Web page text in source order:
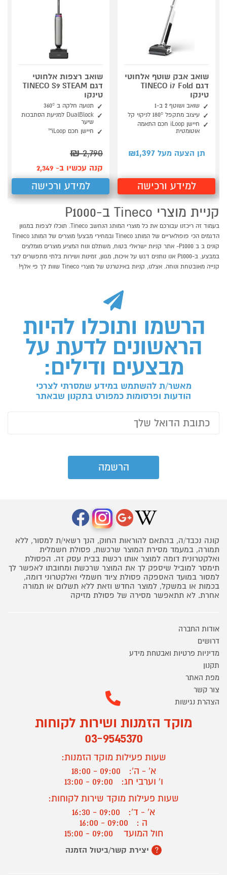
שואב אבק שוטף אלחוטי
דגם TINECO i7 Fold
טינקו
שואב ושוטף 2 ב-1
עיצוב מתקפל 180° לניקוי קל
חיישן iLoop חכם התאמה
אוטומטית
תן הצעה מעל ₪ 1,397
למידע ורכישה
שואב רצפות אלחוטי
דגם TINECO S9 STEAM
טינקו
תנועה חלקה ב 360°
DualBlock למניעת הסתבכות
שיער
חיישן חכם iLoop™
2,790
₪
קנה עכשיו ב- 2,349
למידע ורכישה
קניית מוצרי Tineco ב-P1000
בעמוד זה ריכזנו עבורכם את כל מוצרי המותג הנחשב Tineco. תוכלו לצפות במגוון
הדגמים הכי פופולאריים של המותג Tineco ובמחירי מבצע! מוצרים של המותג Tineco
קונים ב ב P1000- אתר קניות ישראלי בטוח, משתלם ונוח המציע מוצרים מומלצים
במבצע. ב-P1000 אנו נותנים דגש על איכות, מגוון, זמינות ושירות בלתי מתפשרים לצד
קנייה מאובטחת ונוחה. אצלנו, קניות באינטרנט של מוצרי Tineco שוות לך פי אלף!
הרשמו ותוכלו להיות
הראשונים לדעת על
מבצעים ודילים:
מאשר/ת להשתמש במידע שמסרתי לצרכי
הודעות ופרסומות כמפורט בתקנון שבאתר
קונה נכבד/ה, בהתאם להוראות החוק, הנך רשאי/ת למסור, ללא
תמורה, במעמד מסירת המוצר שרכשת, פסולת חשמלית
ואלקטרונית דומה למוצר אותו רכשת בבית עסק זה. הפסולת
תימסר למוביל שיספק לך את המוצר שרכשת ומחובתו לאפשר לך
למסור במועד האספקה פסולת ציוד חשמלי ואלקטרוני דומה,
בכמות או במשקל, למוצר החדש וזאת ללא תשלום או תמורה
אחרת. לא תתאפשר מסירה של פסולת מזיקה
אודות החברה
דרושים
מדיניות פרטיות ואבטחת מידע
תקנון
מפת האתר
צור קשר
הצהרת נגישות
מוקד הזמנות ושירות לקוחות
03-9545370
שעות פעילות מוקד הזמנות:
א' - ה':
09:00 - 18:00
ו' וערבי חג:
09:00 - 13:00
שעות פעילות מוקד שירות לקוחות:
א' - ד':
09:00 - 16:30
ה :
09:00 - 16:00
חול המועד
? יצירת קשר/ביטול הזמנה